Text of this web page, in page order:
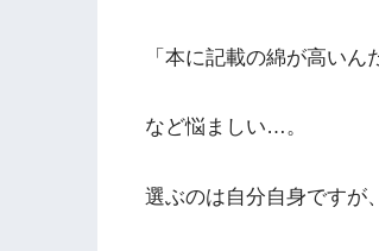
「本に記載の綿が高いん
など悩ましい…。
選ぶのは自分自身ですが、